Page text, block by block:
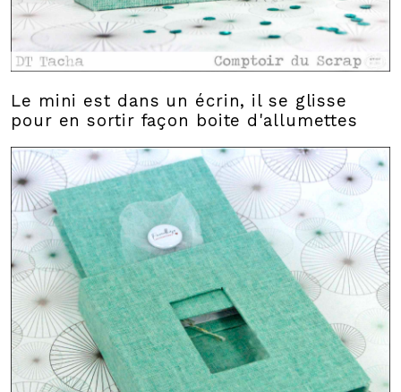
Le mini est dans un écrin, il se glisse
pour en sortir façon boite d'allumettes